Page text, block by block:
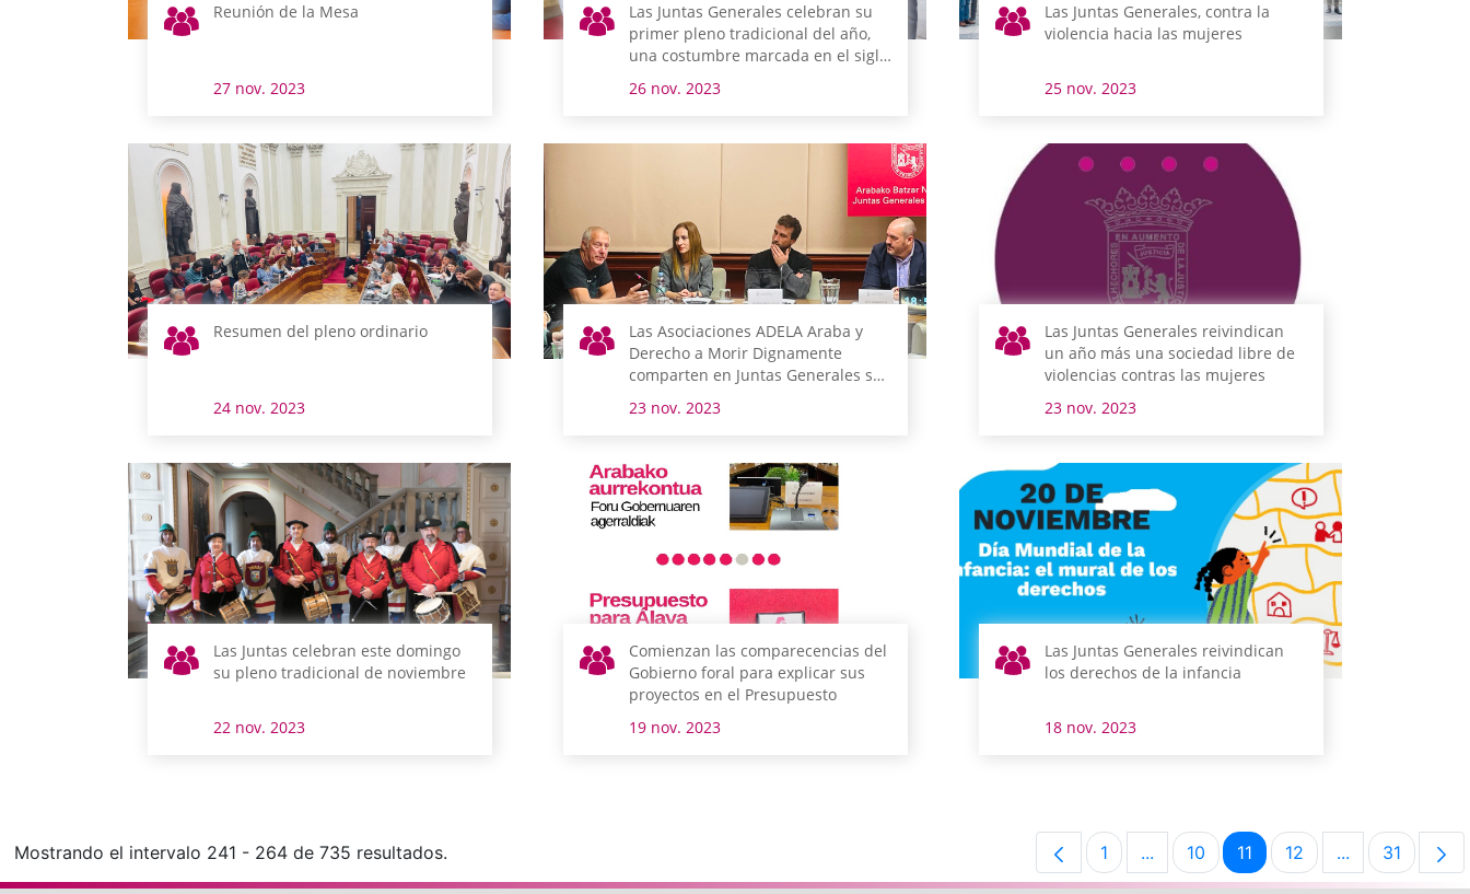
Reunión de la Mesa
27 nov. 2023
Las Juntas Generales celebran su
primer pleno tradicional del año,
una costumbre marcada en el siglo
26 nov. 2023
Las Juntas Generales, contra la
violencia hacia las mujeres
25 nov. 2023
Resumen del pleno ordinario
24 nov. 2023
Las Asociaciones ADELA Araba y
Derecho a Morir Dignamente
comparten en Juntas Generales sus
23 nov. 2023
Las Juntas Generales reivindican
un año más una sociedad libre de
violencias contras las mujeres
23 nov. 2023
Las Juntas celebran este domingo
su pleno tradicional de noviembre
22 nov. 2023
Comienzan las comparecencias del
Gobierno foral para explicar sus
proyectos en el Presupuesto
19 nov. 2023
Las Juntas Generales reivindican
los derechos de la infancia
18 nov. 2023
Mostrando el intervalo 241 - 264 de 735 resultados. Página
1 ...Páginas intermedias Use TAB para
Página
10 Página
11 Página
12 ...PáginasPágina
31